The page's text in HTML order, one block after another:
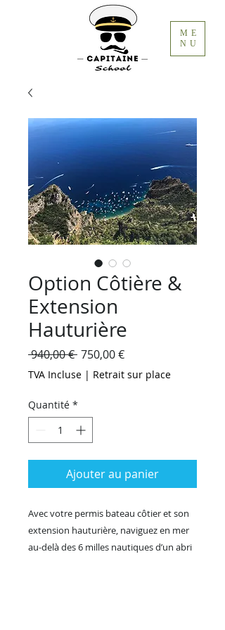
ME
NU
Option Côtière &
Extension
Hauturière
940,00 € Prix
original
750,00 €Prix
promotionnel
TVA Incluse | Retrait sur place
Quantité *
Ajouter au panier
Avec votre permis bateau côtier et son
extension hauturière, naviguez en mer
au-delà des 6 milles nautiques d’un abri